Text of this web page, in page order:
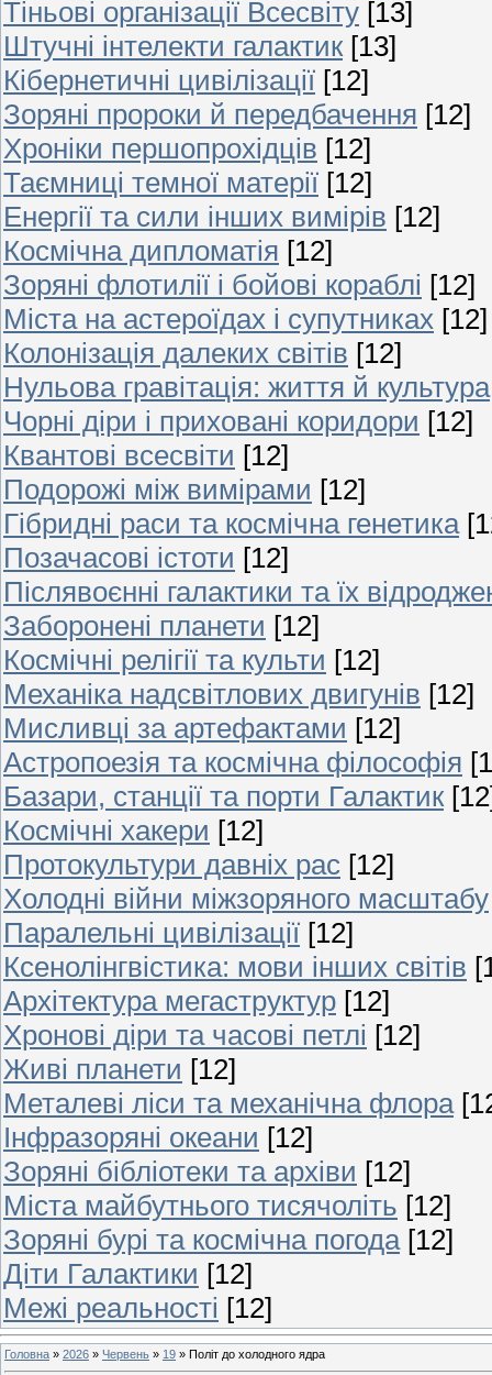
Тіньові організації Всесвіту [13]
Штучні інтелекти галактик [13]
Кібернетичні цивілізації [12]
Зоряні пророки й передбачення [12]
Хроніки першопрохідців [12]
Таємниці темної матерії [12]
Енергії та сили інших вимірів [12]
Космічна дипломатія [12]
Зоряні флотилії і бойові кораблі [12]
Міста на астероїдах і супутниках [12]
Колонізація далеких світів [12]
Нульова гравітація: життя й культура
Чорні діри і приховані коридори [12]
Квантові всесвіти [12]
Подорожі між вимірами [12]
Гібридні раси та космічна генетика
Позачасові істоти [12]
Післявоєнні галактики та їх
Заборонені планети [12]
Космічні релігії та культи [12]
Механіка надсвітлових двигунів [12]
Мисливці за артефактами [12]
Астропоезія та космічна філософія
Базари, станції та порти Галактик
Космічні хакери [12]
Протокультури давніх рас [12]
Холодні війни міжзоряного масштабу
Паралельні цивілізації [12]
Ксенолінгвістика: мови інших світів
Архітектура мегаструктур [12]
Хронові діри та часові петлі [12]
Живі планети [12]
Металеві ліси та механічна флора
Інфразоряні океани [12]
Зоряні бібліотеки та архіви [12]
Міста майбутнього тисячоліть [12]
Зоряні бурі та космічна погода [12]
Діти Галактики [12]
Межі реальності [12]
Головна » 2026 » Червень » 19 » Політ до холодного ядра